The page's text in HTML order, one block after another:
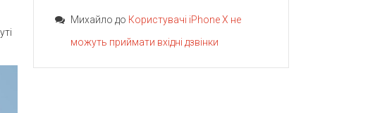
Михайло до Користувачі iPhone X не
можуть приймати вхідні дзвінки